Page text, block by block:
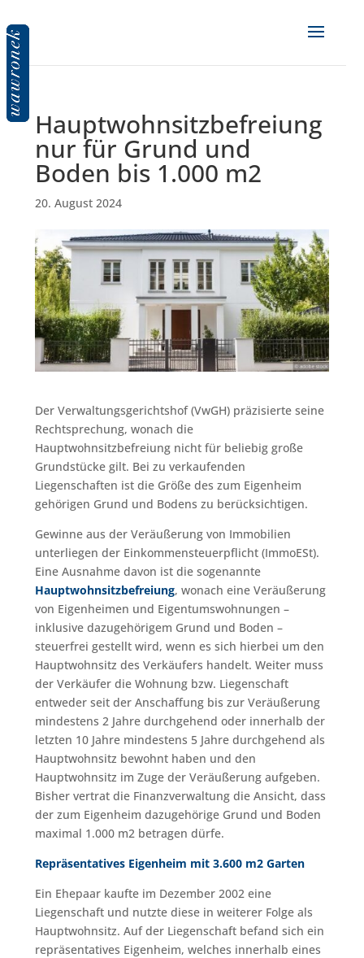
Hauptwohnsitzbefreiung
nur für Grund und
Boden bis 1.000 m2
20. August 2024
Der Verwaltungsgerichtshof (VwGH) präzisierte seine
Rechtsprechung, wonach die
Hauptwohnsitzbefreiung nicht für beliebig große
Grundstücke gilt. Bei zu verkaufenden
Liegenschaften ist die Größe des zum Eigenheim
gehörigen Grund und Bodens zu berücksichtigen.
Gewinne aus der Veräußerung von Immobilien
unterliegen der Einkommensteuerpflicht (ImmoESt).
Eine Ausnahme davon ist die sogenannte
Hauptwohnsitzbefreiung, wonach eine Veräußerung
von Eigenheimen und Eigentumswohnungen –
inklusive dazugehörigem Grund und Boden –
steuerfrei gestellt wird, wenn es sich hierbei um den
Hauptwohnsitz des Verkäufers handelt. Weiter muss
der Verkäufer die Wohnung bzw. Liegenschaft
entweder seit der Anschaffung bis zur Veräußerung
mindestens 2 Jahre durchgehend oder innerhalb der
letzten 10 Jahre mindestens 5 Jahre durchgehend als
Hauptwohnsitz bewohnt haben und den
Hauptwohnsitz im Zuge der Veräußerung aufgeben.
Bisher vertrat die Finanzverwaltung die Ansicht, dass
der zum Eigenheim dazugehörige Grund und Boden
maximal 1.000 m2 betragen dürfe.
Repräsentatives Eigenheim mit 3.600 m2 Garten
Ein Ehepaar kaufte im Dezember 2002 eine
Liegenschaft und nutzte diese in weiterer Folge als
Hauptwohnsitz. Auf der Liegenschaft befand sich ein
repräsentatives Eigenheim, welches innerhalb eines